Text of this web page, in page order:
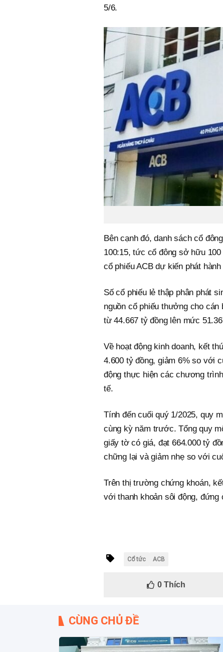
5/6.
Bên cạnh đó, danh sách cổ
100:15, tức cổ đông sở hữu
cổ phiếu ACB dự kiến phát
Số cổ phiếu lẻ thập phân phát
nguồn cổ phiếu thưởng cho cán
từ 44.667 tỷ đồng lên mức
Về hoạt động kinh doanh, kết
4.600 tỷ đồng, giảm 6% so với
động thực hiện các chương
tế.
Tính đến cuối quý 1/2025, quy
cùng kỳ năm trước. Tổng quy
giấy tờ có giá, đạt 664.000 tỷ
chững lại và giảm nhẹ so với
Trên thị trường chứng khoán,
với thanh khoản sôi động,
Cổ tức ACB
0Thích
CÙNG CHỦ ĐỀ